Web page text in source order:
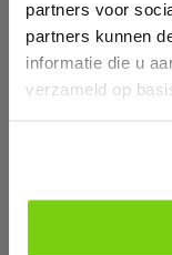
partners voor
partners kunnen
informatie die u
verzameld op